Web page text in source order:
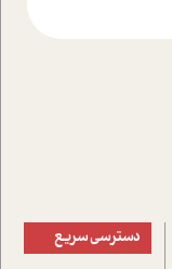
دسترسی سریع